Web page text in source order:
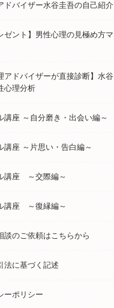
ドバイザー水谷圭吾の自己紹介
ゼント】男性心理の見極め方マ
アドバイザーが直接診断】水谷
心理分析
講座 ～自分磨き・出会い編～
講座 ～片思い・告白編～
講座 ～交際編～
講座 ～復縁編～
談のご依頼はこちらから
法に基づく記述
ーポリシー